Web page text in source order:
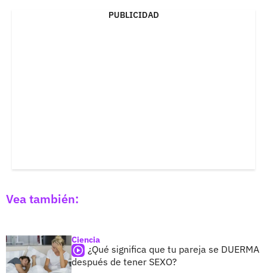
PUBLICIDAD
Vea también:
Ciencia
¿Qué significa que tu pareja se DUERMA
después de tener SEXO?